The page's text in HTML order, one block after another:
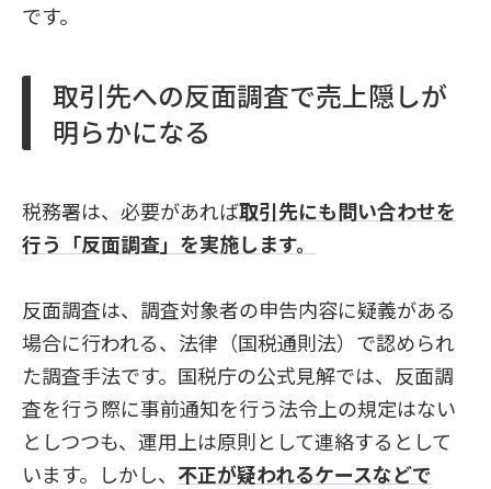
です。
取引先への反面調査で売上隠しが
明らかになる
税務署は、必要があれば取引先にも問い合わせを
行う「反面調査」を実施します。
反面調査は、調査対象者の申告内容に疑義がある
場合に行われる、法律（国税通則法）で認められ
た調査手法です。国税庁の公式見解では、反面調
査を行う際に事前通知を行う法令上の規定はない
としつつも、運用上は原則として連絡するとして
います。しかし、 不正が疑われるケースなどで